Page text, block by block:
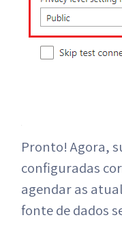
Pronto! Agora,
configuradas
agendar as
fonte de dados